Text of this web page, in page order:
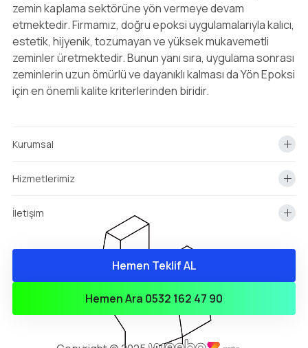
zemin kaplama sektörüne yön vermeye devam
etmektedir. Firmamız, doğru epoksi uygulamalarıyla kalıcı,
estetik, hijyenik, tozumayan ve yüksek mukavemetli
zeminler üretmektedir. Bunun yanı sıra, uygulama sonrası
zeminlerin uzun ömürlü ve dayanıklı kalması da Yön Epoksi
için en önemli kalite kriterlerinden biridir.
Kurumsal
Hizmetlerimiz
İletişim
Hemen Teklif AL
Hemen Ara 0532 162 47 90
info@yonepoksi.com
0(532) 162 47 90